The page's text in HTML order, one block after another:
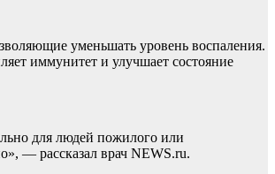
уменьшать уровень воспаления.
иммунитет и улучшает состояние
для людей пожилого или
— рассказал врач NEWS.ru.